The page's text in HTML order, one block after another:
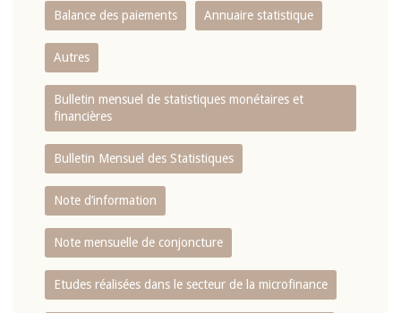
Balance des paiements Annuaire statistique
Autres
Bulletin mensuel de statistiques monétaires et
financières
Bulletin Mensuel des Statistiques
Note d’information
Note mensuelle de conjoncture
Etudes réalisées dans le secteur de la microfinance